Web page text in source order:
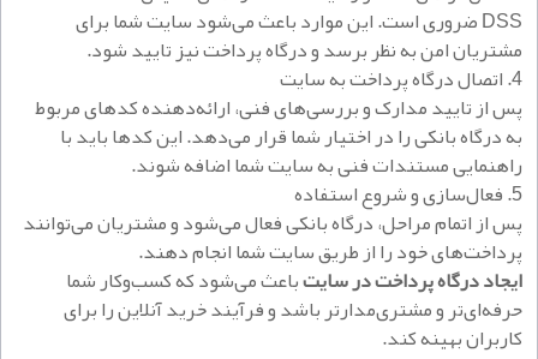
DSS ضروری است. این موارد باعث می‌شود سایت شما برای
مشتریان امن به نظر برسد و درگاه پرداخت نیز تایید شود.
4. اتصال درگاه پرداخت به سایت
پس از تایید مدارک و بررسی‌های فنی، ارائه‌دهنده کدهای مربوط
به درگاه بانکی را در اختیار شما قرار می‌دهد. این کدها باید با
راهنمایی مستندات فنی به سایت شما اضافه شوند.
5. فعال‌سازی و شروع استفاده
پس از اتمام مراحل، درگاه بانکی فعال می‌شود و مشتریان می‌توانند
پرداخت‌های خود را از طریق سایت شما انجام دهند.
ایجاد درگاه پرداخت در سایتباعث می‌شود که کسب‌وکار شما
حرفه‌ای‌تر و مشتری‌مدارتر باشد و فرآیند خرید آنلاین را برای
کاربران بهینه کند.